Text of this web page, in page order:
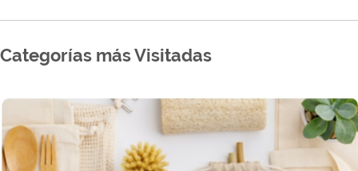
Categorías más Visitadas